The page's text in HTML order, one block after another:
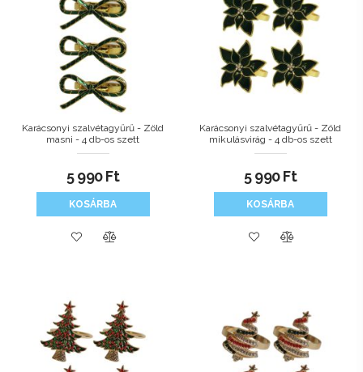
Karácsonyi szalvétagyűrű - Zöld
masni - 4 db-os szett
5 990Ft
KOSÁRBA
Karácsonyi szalvétagyűrű - Zöld
mikulásvirág - 4 db-os szett
5 990Ft
KOSÁRBA